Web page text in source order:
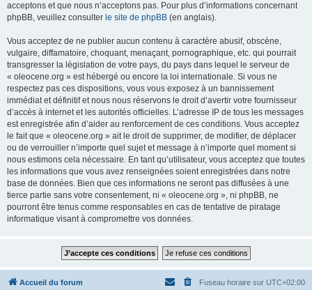
acceptons et que nous n’acceptons pas. Pour plus d’informations concernant
phpBB, veuillez consulter le site de phpBB (en anglais).
Vous acceptez de ne publier aucun contenu à caractère abusif, obscène,
vulgaire, diffamatoire, choquant, menaçant, pornographique, etc. qui pourrait
transgresser la législation de votre pays, du pays dans lequel le serveur de
« oleocene.org » est hébergé ou encore la loi internationale. Si vous ne
respectez pas ces dispositions, vous vous exposez à un bannissement
immédiat et définitif et nous nous réservons le droit d’avertir votre fournisseur
d’accès à internet et les autorités officielles. L’adresse IP de tous les messages
est enregistrée afin d’aider au renforcement de ces conditions. Vous acceptez
le fait que « oleocene.org » ait le droit de supprimer, de modifier, de déplacer
ou de verrouiller n’importe quel sujet et message à n’importe quel moment si
nous estimons cela nécessaire. En tant qu’utilisateur, vous acceptez que toutes
les informations que vous avez renseignées soient enregistrées dans notre
base de données. Bien que ces informations ne seront pas diffusées à une
tierce partie sans votre consentement, ni « oleocene.org », ni phpBB, ne
pourront être tenus comme responsables en cas de tentative de piratage
informatique visant à compromettre vos données.
Accueil du forum Fuseau horaire sur UTC+02:00